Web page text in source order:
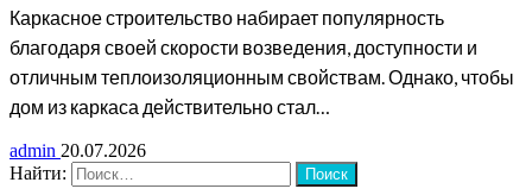
Каркасное строительство набирает популярность
благодаря своей скорости возведения, доступности и
отличным теплоизоляционным свойствам. Однако, чтобы
дом из каркаса действительно стал…
admin 20.07.2026
Найти: